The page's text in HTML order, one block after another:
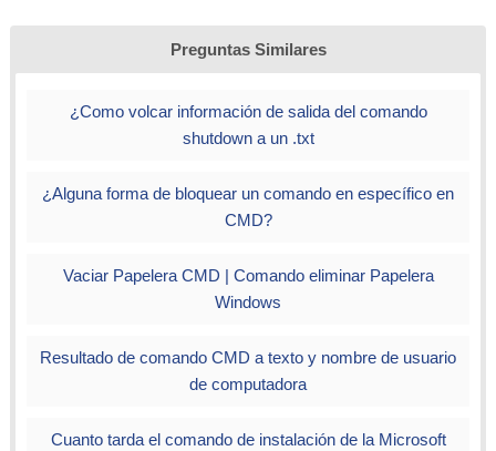
Preguntas Similares
¿Como volcar información de salida del comando
shutdown a un .txt
¿Alguna forma de bloquear un comando en específico en
CMD?
Vaciar Papelera CMD | Comando eliminar Papelera
Windows
Resultado de comando CMD a texto y nombre de usuario
de computadora
Cuanto tarda el comando de instalación de la Microsoft